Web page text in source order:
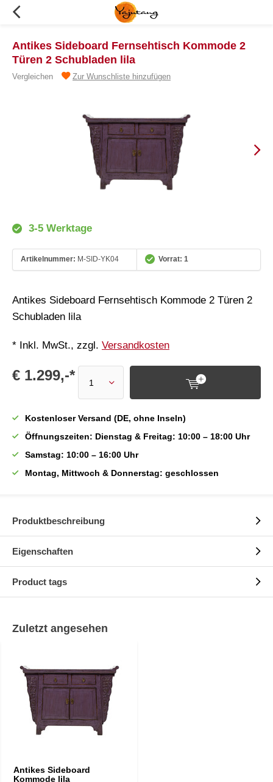
Antikes Sideboard Fernsehtisch Kommode 2
Türen 2 Schubladen lila
Vergleichen Zur Wunschliste hinzufügen
3-5 Werktage
Artikelnummer: M-SID-YK04 Vorrat: 1
Antikes Sideboard Fernsehtisch Kommode 2 Türen 2
Schubladen lila
* Inkl. MwSt., zzgl. Versandkosten
€ 1.299,-*
Kostenloser Versand (DE, ohne Inseln)
Öffnungszeiten: Dienstag & Freitag: 10:00 – 18:00 Uhr
Samstag: 10:00 – 16:00 Uhr
Montag, Mittwoch & Donnerstag: geschlossen
Produktbeschreibung
Eigenschaften
Product tags
Zuletzt angesehen
Antikes Sideboard
Kommode lila